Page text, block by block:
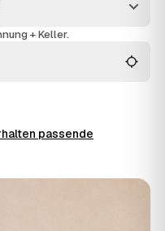
Sie Preise und
Profis kümmern
+ Keller.
passende